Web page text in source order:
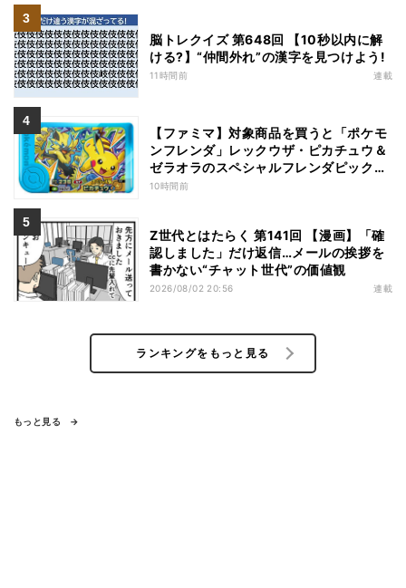
脳トレクイズ 第648回 【10秒以内に解
ける?】“仲間外れ”の漢字を見つけよう!
11時間前 連載
【ファミマ】対象商品を買うと「ポケモ
ンフレンダ」レックウザ・ピカチュウ＆
ゼラオラのスペシャルフレンダピックが
もらえるキャンペーン
10時間前
Z世代とはたらく 第141回 【漫画】「確
認しました」だけ返信…メールの挨拶を
書かない“チャット世代”の価値観
2026/08/02 20:56 連載
ランキングをもっと見る
もっと見る